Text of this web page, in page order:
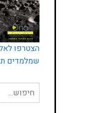
הצטרפו
שמלמדים
חיפוש
עבור: